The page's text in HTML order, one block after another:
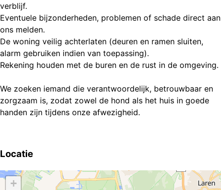
verblijf.
Eventuele bijzonderheden, problemen of schade direct aan
ons melden.
De woning veilig achterlaten (deuren en ramen sluiten,
alarm gebruiken indien van toepassing).
Rekening houden met de buren en de rust in de omgeving.
We zoeken iemand die verantwoordelijk, betrouwbaar en
zorgzaam is, zodat zowel de hond als het huis in goede
handen zijn tijdens onze afwezigheid.
Locatie
+